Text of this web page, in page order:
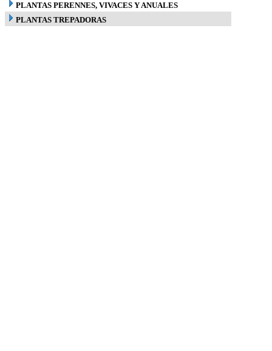
PLANTAS PERENNES, VIVACES Y ANUALES
PLANTAS TREPADORAS